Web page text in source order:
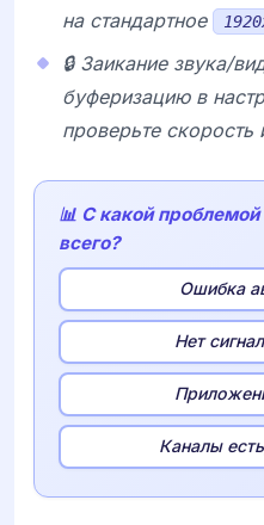
на стандартное
🔒 Заикание звука/
буферизацию в
проверьте скорость
📊 С какой
всего?
Ошибка
Нет
Каналы